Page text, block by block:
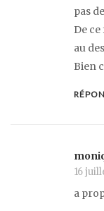
pas
De
au
Bien
16
a